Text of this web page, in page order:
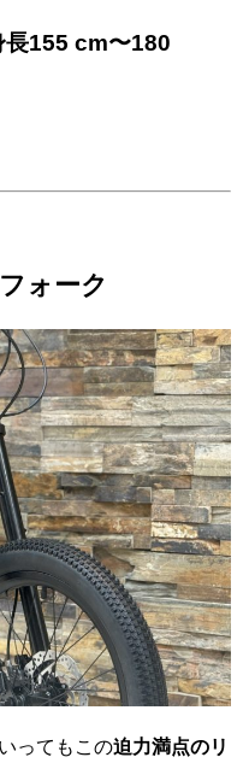
長155 cm〜180
ォーク
ってもこの迫力満点のリ